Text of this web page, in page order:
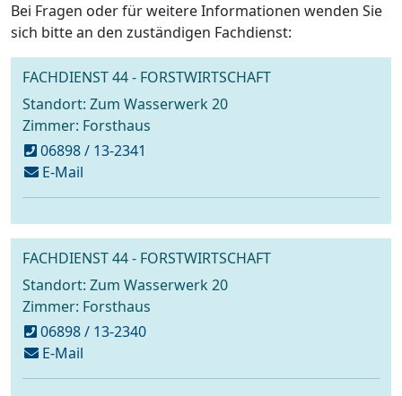
Bei Fragen oder für weitere Informationen wenden Sie
sich bitte an den zuständigen Fachdienst:
FACHDIENST 44 - FORSTWIRTSCHAFT
Standort: Zum Wasserwerk 20
Zimmer: Forsthaus
06898 / 13-2341
E-Mailschreiben
an
FACHDIENST 44 - FORSTWIRTSCHAFT
Standort: Zum Wasserwerk 20
Zimmer: Forsthaus
06898 / 13-2340
E-Mailschreiben
an